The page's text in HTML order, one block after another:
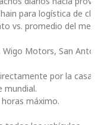
para logística de
vs. promedio del
Wigo Motors, San
por la casa
mundial.
máximo.